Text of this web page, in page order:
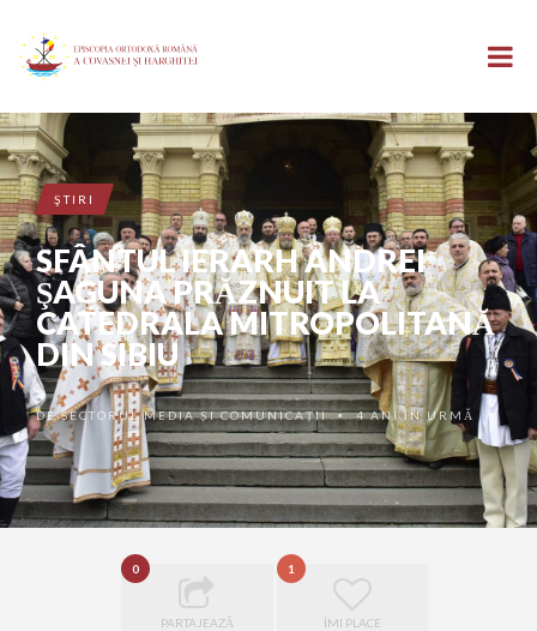
ŞTIRI
SFÂNTUL IERARH ANDREI
ŞAGUNA PRĂZNUIT LA
CATEDRALA MITROPOLITANĂ
DIN SIBIU
DESECTORUL MEDIA ȘI COMUNICAȚII •4 ANI ÎN URMĂ
0
PARTAJEAZĂ
1
ÎMI PLACE